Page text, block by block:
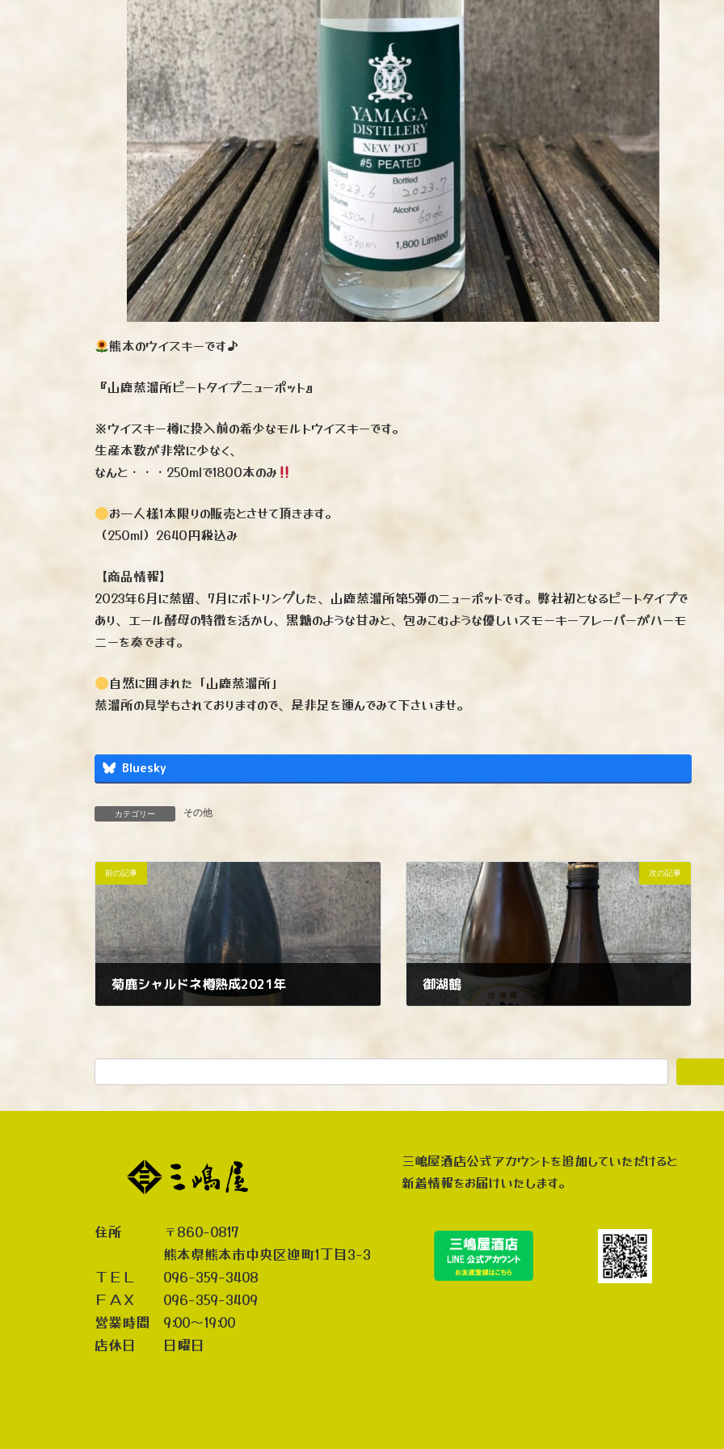
熊本のウイスキーです♪
『山鹿蒸溜所ピートタイプニューポット』
※ウイスキー樽に投入前の希少なモルトウイスキーです。
生産本数が非常に少なく、
なんと・・・250mlで1800本のみ
お一人様1本限りの販売とさせて頂きます。
（250ml）2640円税込み
【商品情報】
2023年6月に蒸留、7月にボトリングした、山鹿蒸溜所第5弾のニューポットです。弊社初となるピートタイプで
あり、エール酵母の特徴を活かし、黒糖のような甘みと、包みこむような優しいスモーキーフレーバーがハーモ
ニーを奏でます。
自然に囲まれた「山鹿蒸溜所」
蒸溜所の見学もされておりますので、是非足を運んでみて下さいませ。
Bluesky
カテゴリー その他
前の記事
菊鹿シャルドネ樽熟成2021年
次の記事
御湖鶴
住所 〒860-0817
熊本県熊本市中央区迎町1丁目3-3
ＴＥＬ 096-359-3408
ＦＡＸ 096-359-3409
営業時間 9:00～19:00
店休日 日曜日
三嶋屋酒店公式アカウントを追加していただけると
新着情報をお届けいたします。